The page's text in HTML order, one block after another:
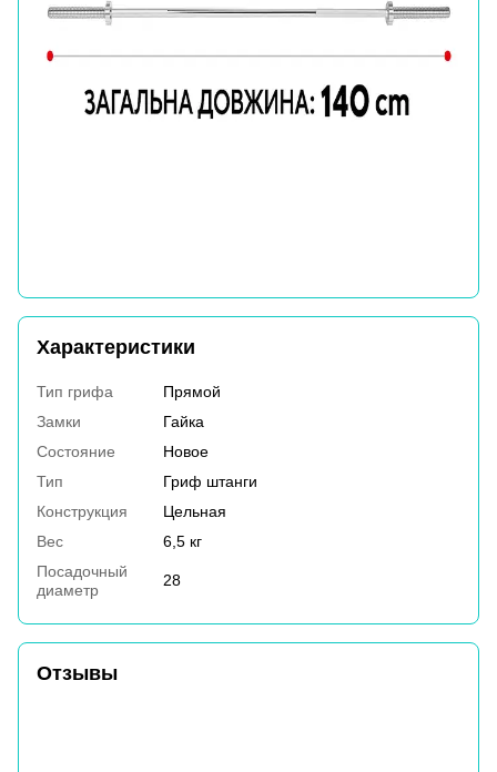
Характеристики
Тип грифа
Прямой
Замки
Гайка
Состояние
Новое
Тип
Гриф штанги
Конструкция
Цельная
Вес
6,5 кг
Посадочный
диаметр
28
Отзывы